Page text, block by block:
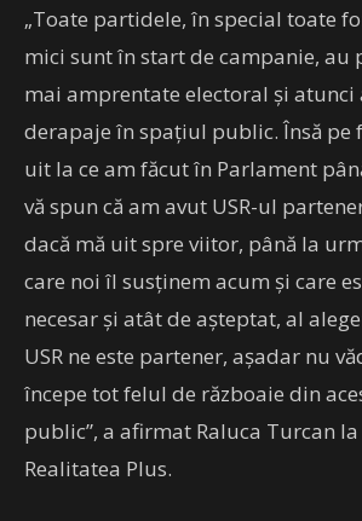
„Toate partidele, în special toate
mici sunt în start de campanie,
mai amprentate electoral şi atunci
derapaje în spaţiul public. Însă pe
uit la ce am făcut în Parlament
vă spun că am avut USR-ul
dacă mă uit spre viitor, până la
care noi îl susţinem acum şi care
necesar şi atât de aşteptat, al
USR ne este partener, aşadar nu
începe tot felul de războaie din
public”, a afirmat Raluca Turcan
Realitatea Plus.